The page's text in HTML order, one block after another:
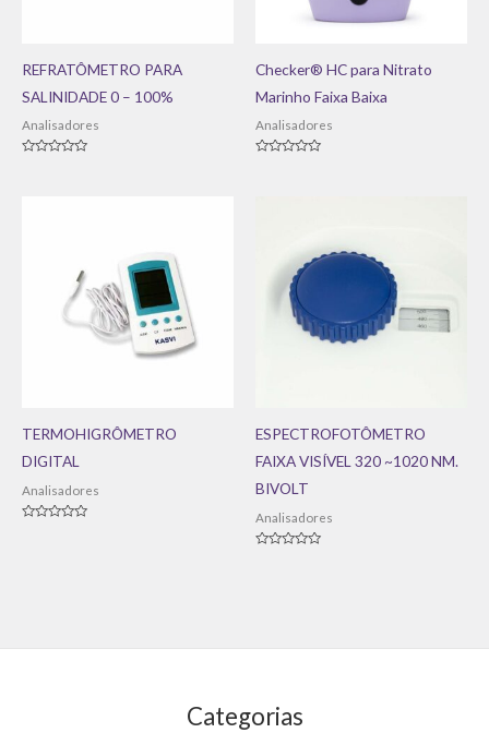
REFRATÔMETRO PARA
SALINIDADE 0 – 100%
Analisadores
Checker® HC para Nitrato
Marinho Faixa Baixa
Analisadores
TERMOHIGRÔMETRO
DIGITAL
Analisadores
ESPECTROFOTÔMETRO
FAIXA VISÍVEL 320 ~1020 NM.
BIVOLT
Analisadores
Categorias